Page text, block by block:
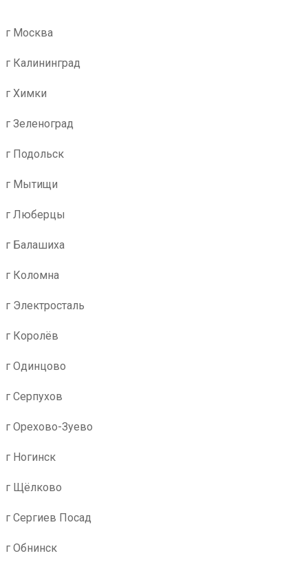
г Москва
г Калининград
г Химки
г Зеленоград
г Подольск
г Мытищи
г Люберцы
г Балашиха
г Коломна
г Электросталь
г Королёв
г Одинцово
г Серпухов
г Орехово-Зуево
г Ногинск
г Щёлково
г Сергиев Посад
г Обнинск